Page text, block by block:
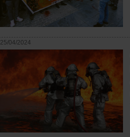
25/04/2024